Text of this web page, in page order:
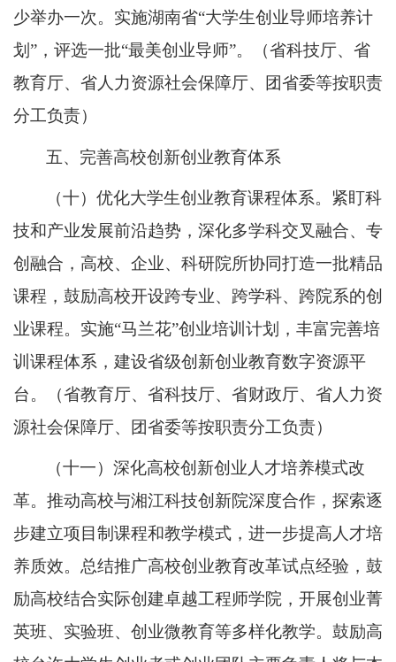
少举办一次。实施湖南省“大学生创业导师培养计
划”，评选一批“最美创业导师”。（省科技厅、省
教育厅、省人力资源社会保障厅、团省委等按职责
分工负责）
五、完善高校创新创业教育体系
（十）优化大学生创业教育课程体系。紧盯科
技和产业发展前沿趋势，深化多学科交叉融合、专
创融合，高校、企业、科研院所协同打造一批精品
课程，鼓励高校开设跨专业、跨学科、跨院系的创
业课程。实施“马兰花”创业培训计划，丰富完善培
训课程体系，建设省级创新创业教育数字资源平
台。（省教育厅、省科技厅、省财政厅、省人力资
源社会保障厅、团省委等按职责分工负责）
（十一）深化高校创新创业人才培养模式改
革。推动高校与湘江科技创新院深度合作，探索逐
步建立项目制课程和教学模式，进一步提高人才培
养质效。总结推广高校创业教育改革试点经验，鼓
励高校结合实际创建卓越工程师学院，开展创业菁
英班、实验班、创业微教育等多样化教学。鼓励高